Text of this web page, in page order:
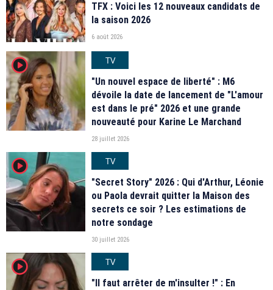
TFX : Voici les 12 nouveaux candidats de
la saison 2026
6 août 2026
player2
TV
"Un nouvel espace de liberté" : M6
dévoile la date de lancement de "L'amour
est dans le pré" 2026 et une grande
nouveauté pour Karine Le Marchand
28 juillet 2026
player2
TV
"Secret Story" 2026 : Qui d'Arthur, Léonie
ou Paola devrait quitter la Maison des
secrets ce soir ? Les estimations de
notre sondage
30 juillet 2026
player2
TV
"Il faut arrêter de m'insulter !" : En